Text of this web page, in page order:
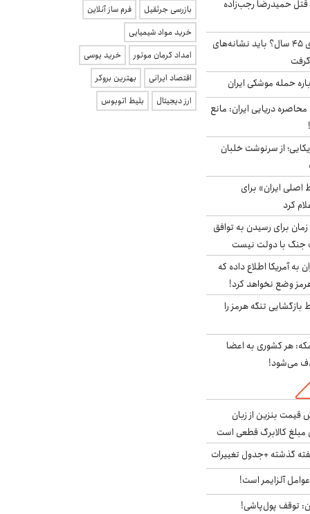
قتل حمیدرضا رجب‌زاده
۱۸ میلیون مجرد بالای ۴۵ سال؟ باید نشانه‌های
حمله موشکی ایران
محاصره دریایی ایران: مانع
از سرنوشت خلبان
ایران» برای
کرد
برای رسیدن به توافق
جنگ با دولت نیست
آمریکا اطلاع داده که
وضع نخواهد کرد!
تنگه هرمز را
هر کشوری به اعضا
می‌شود!
قیمت بنزین از زبان
کالابرگ قطعی است
گذشته +جدول تغییرات
آلزایمر است!
توقف پول‌پاشی!
بازرسی جرثقیل
فرم ساز آنلاین
خرید مواد شیمیایی
امداد کرمان موتور
خرید یوسی
اقتصاد ایرانی
بهترین بروکر
ارز دیجیتال
بلیط اتوبوس